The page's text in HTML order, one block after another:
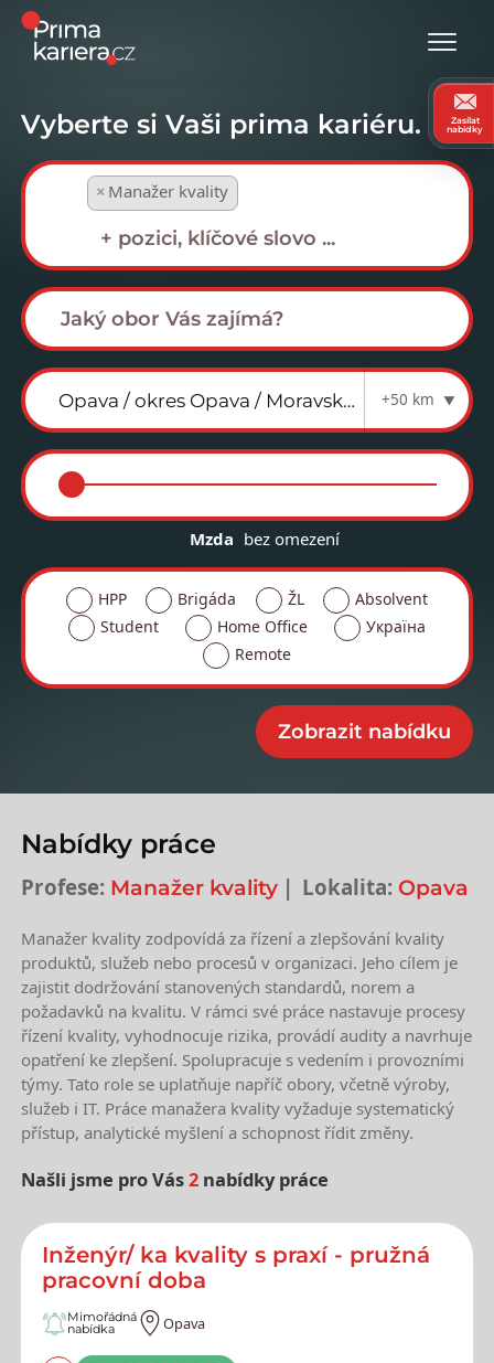
Vyberte si Vaši prima kariéru.
× Manažer kvality
+50 km
Mzda bez omezení
HPP Brigáda ŽL
Absolvent
Student
Home Office
Україна
Remote
Nabídky práce
Profese: Manažer kvality Lokalita: Opava
Manažer kvality zodpovídá za řízení a zlepšování kvality
produktů, služeb nebo procesů v organizaci. Jeho cílem je
zajistit dodržování stanovených standardů, norem a
požadavků na kvalitu. V rámci své práce nastavuje procesy
řízení kvality, vyhodnocuje rizika, provádí audity a navrhuje
opatření ke zlepšení. Spolupracuje s vedením i provozními
týmy. Tato role se uplatňuje napříč obory, včetně výroby,
služeb i IT. Práce manažera kvality vyžaduje systematický
přístup, analytické myšlení a schopnost řídit změny.
Našli jsme pro Vás2 nabídky práce
Nejnovější nabídky práce
Inženýr/ ka kvality s praxí - pružná
pracovní doba
Mimořádná
nabídka Opava
Zasílat
nabídky